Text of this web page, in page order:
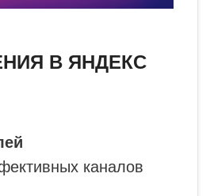
В ЯНДЕКС
каналов